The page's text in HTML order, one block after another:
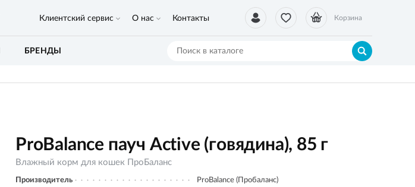
Корзина
Клиентский сервис О нас Контакты
БРЕНДЫ
ProBalance пауч Active (говядина), 85 г
Влажный корм для кошек ПроБаланс
Производитель
ProBalance (Пробаланс)